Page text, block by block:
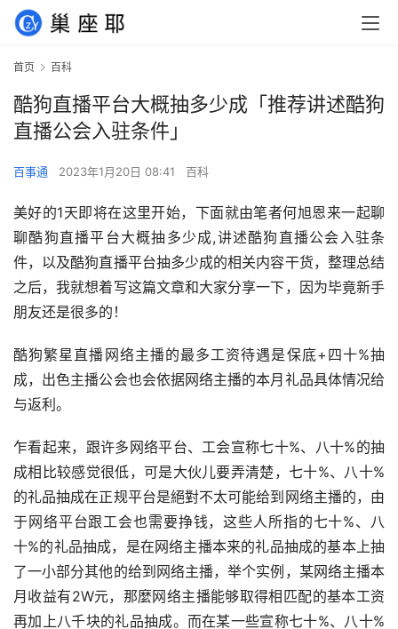
首页 百科
酷狗直播平台大概抽多少成「推荐讲述酷狗
直播公会入驻条件」
百事通 2023年1月20日 08:41 百科
美好的1天即将在这里开始，下面就由笔者何旭恩来一起聊
聊酷狗直播平台大概抽多少成,讲述酷狗直播公会入驻条
件，以及酷狗直播平台抽多少成的相关内容干货，整理总结
之后，我就想着写这篇文章和大家分享一下，因为毕竟新手
朋友还是很多的！
酷狗繁星直播网络主播的最多工资待遇是保底+四十%抽
成，出色主播公会也会依据网络主播的本月礼品具体情况给
与返利。
乍看起来，跟许多网络平台、工会宣称七十%、八十%的抽
成相比较感觉很低，可是大伙儿要弄清楚，七十%、八十%
的礼品抽成在正规平台是絕對不太可能给到网络主播的，由
于网络平台跟工会也需要挣钱，这些人所指的七十%、八
十%的礼品抽成，是在网络主播本来的礼品抽成的基本上抽
了一小部分其他的给到网络主播，举个实例，某网络主播本
月收益有2W元，那麼网络主播能够取得相匹配的基本工资
再加上八千块的礼品抽成。而在某一些宣称七十%、八十%